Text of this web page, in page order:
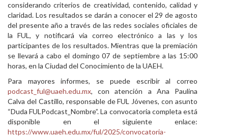
considerando criterios de creatividad, contenido, calidad y
claridad. Los resultados se darán a conocer el 29 de agosto
del presente año a través de las redes sociales oficiales de
la FUL, y notificará vía correo electrónico a las y los
participantes de los resultados. Mientras que la premiación
se llevará a cabo el domingo 07 de septiembre a las 15:00
horas, en la Ciudad del Conocimiento de la UAEH.
Para mayores informes, se puede escribir al correo
podcast_ful@uaeh.edu.mx, con atención a Ana Paulina
Calva del Castillo, responsable de FUL Jóvenes, con asunto
“Duda FULPodcast_Nombre”. La convocatoria completa está
disponible en el siguiente enlace:
https://www.uaeh.edu.mx/ful/2025/convocatoria-